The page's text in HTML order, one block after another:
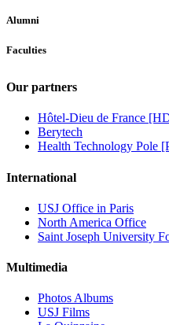
Alumni
Faculties
Our partners
Hôtel-Dieu de France
Berytech
Health Technology Pole
International
USJ Office in Paris
North America Office
Saint Joseph University
Multimedia
Photos Albums
USJ Films